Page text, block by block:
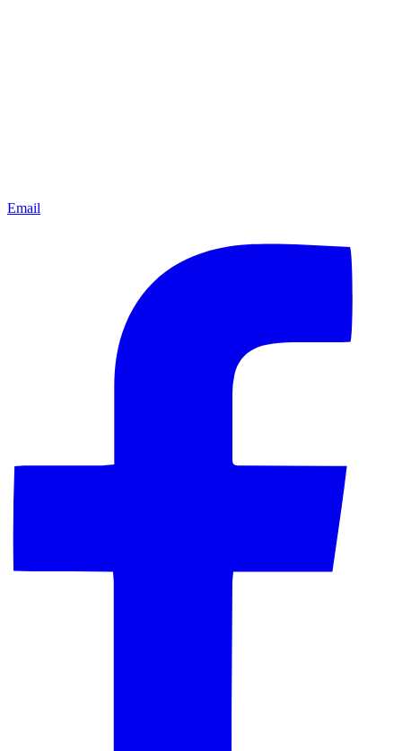
Email